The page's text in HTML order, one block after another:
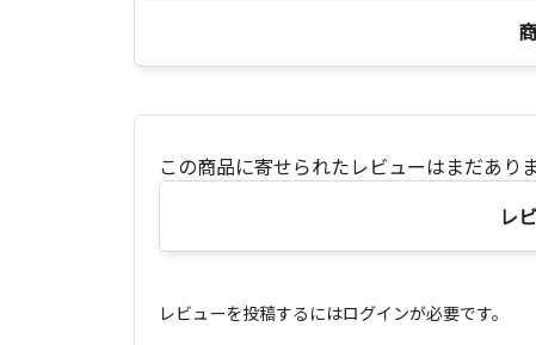
この商品に寄せられたレビューはまだあり
レ
レビューを投稿するにはログインが必要です。